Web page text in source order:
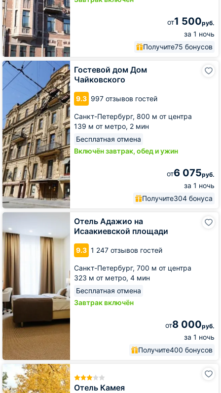
от1 500руб.
за 1 ночь
Получите75 бонусов
Гостевой дом Дом
Чайковского
9.3 997 отзывов гостей
Санкт-Петербург, 800 м от центра
139 м от метро, 2 мин
Бесплатная отмена
Включён завтрак, обед и ужин
от6 075руб.
за 1 ночь
Получите304 бонуса
Гостевой
Дом
Чайковского
Отель Адажио на
Исаакиевской площади
9.3 1 247 отзывов гостей
Санкт-Петербург, 700 м от центра
323 м от метро, 4 мин
Бесплатная отмена
Завтрак включён
от8 000руб.
за 1 ночь
Получите400 бонусов
Отель
на
Исаакиевской
площади
Отель Камея
Камея